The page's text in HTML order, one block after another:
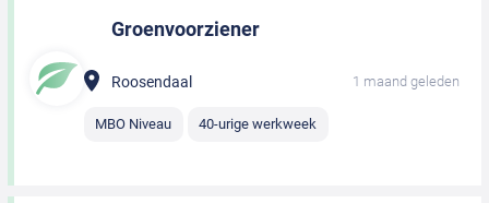
Groenvoorziener
Roosendaal 1 maand geleden
MBO Niveau 40-urige werkweek